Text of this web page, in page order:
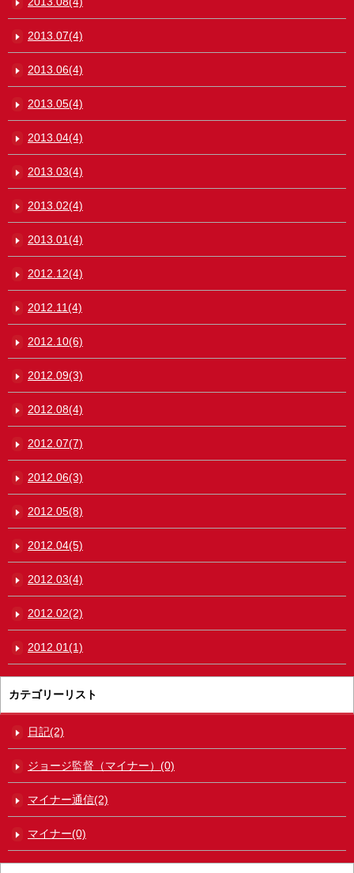
2013.07(4)
2013.06(4)
2013.05(4)
2013.04(4)
2013.03(4)
2013.02(4)
2013.01(4)
2012.12(4)
2012.11(4)
2012.10(6)
2012.09(3)
2012.08(4)
2012.07(7)
2012.06(3)
2012.05(8)
2012.04(5)
2012.03(4)
2012.02(2)
2012.01(1)
カテゴリーリスト
日記(2)
ジョージ監督（マイナー）(0)
マイナー通信(2)
マイナー(0)